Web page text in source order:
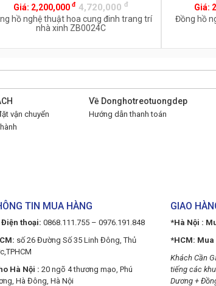
Giá: 2,200,000 đ 4,720,000 đ
hồ nghệ thuật hoa cung đinh trang trí
nhà xinh ZB0024C
Giá:
Đồng hồ
vận chuyển
Về Donghotreotuongdep
Hướng dẫn thanh toán
TIN MUA HÀNG
thoại: 0868.111.755 – 0976.191.848
số 26 Đường Số 35 Linh Đông, Thủ
Hà Nội : 20 ngõ 4 thương mạo, Phú
Hà Đông, Hà Nội
GIAO
*Hà Nội :
*HCM:
Khách Cần
tiếng các
Dương +